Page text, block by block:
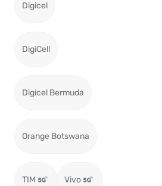
Digicel
DigiCell
Digicel Bermuda
Orange Botswana
TIM Vivo